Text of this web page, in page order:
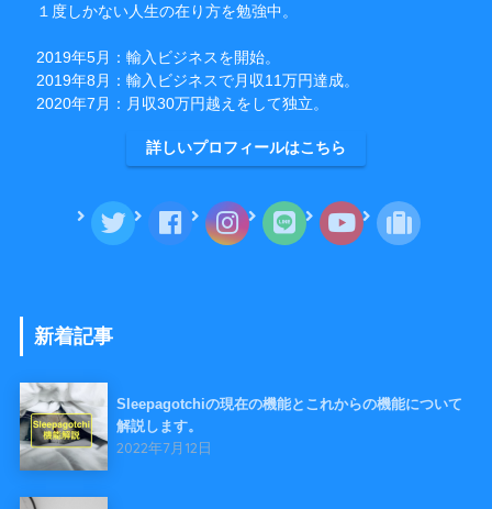
１度しかない人生の在り方を勉強中。
2019年5月：輸入ビジネスを開始。
2019年8月：輸入ビジネスで月収11万円達成。
2020年7月：月収30万円越えをして独立。
詳しいプロフィールはこちら
新着記事
Sleepagotchiの現在の機能とこれからの機能について
解説します。
2022年7月12日